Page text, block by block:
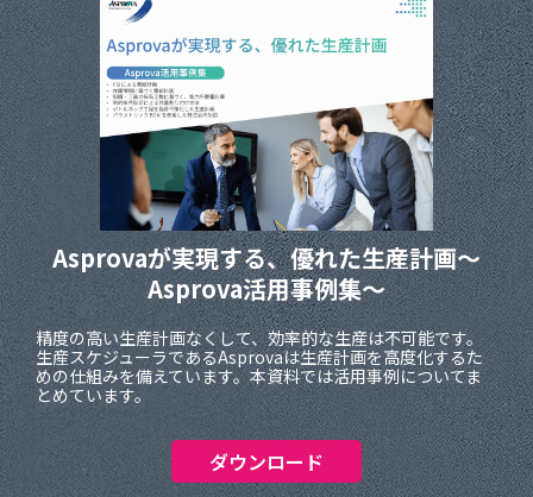
Asprovaが実現する、優れた生産計画～
Asprova活用事例集～
精度の高い生産計画なくして、効率的な生産は不可能です。
生産スケジューラであるAsprovaは生産計画を高度化するた
めの仕組みを備えています。本資料では活用事例についてま
とめています。
ダウンロード